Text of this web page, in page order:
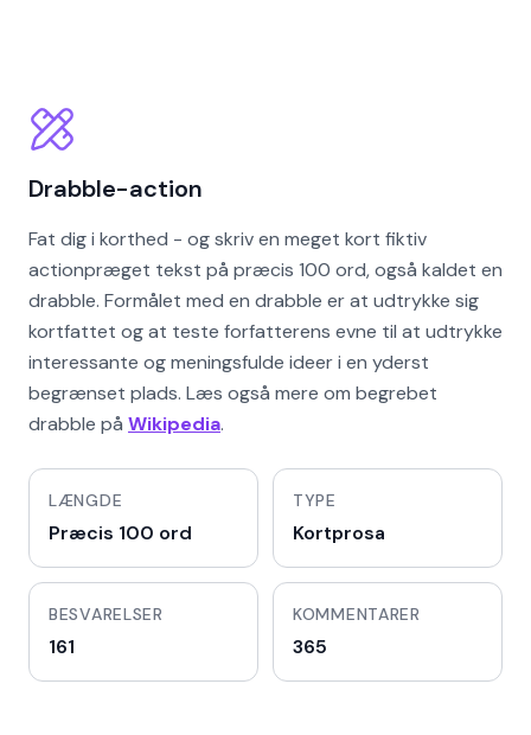
Drabble-action
Fat dig i korthed - og skriv en meget kort fiktiv
actionpræget tekst på præcis 100 ord, også kaldet en
drabble. Formålet med en drabble er at udtrykke sig
kortfattet og at teste forfatterens evne til at udtrykke
interessante og meningsfulde ideer i en yderst
begrænset plads. Læs også mere om begrebet
drabble på Wikipedia.
LÆNGDE
Præcis 100 ord
TYPE
Kortprosa
BESVARELSER
161
KOMMENTARER
365